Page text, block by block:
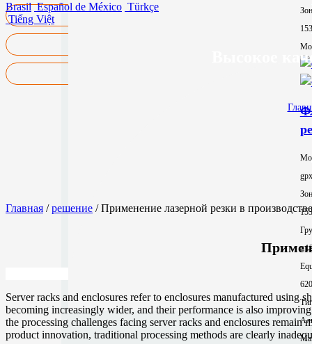
Brasil Español de México Türkçe
Tiếng Việt
Высокое
Главная /решение / Применение лазерной резки в
Server racks and enclosures refer to enclosures manufactured using
becoming increasingly wider, and their performance is also
the processing challenges facing server racks and enclosures
product innovation, traditional processing methods are clearly